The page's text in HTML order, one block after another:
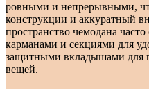
ровными и непрерывными,
конструкции и аккуратный
пространство чемодана
карманами и секциями для
защитными вкладышами для
вещей.